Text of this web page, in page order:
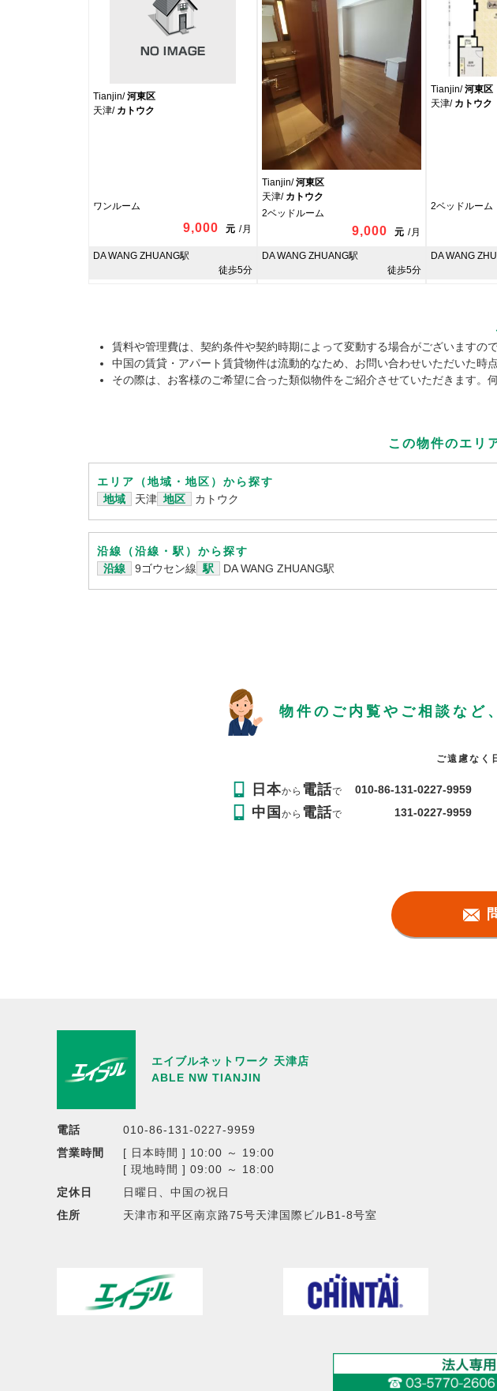
Tianjin/河東区
天津/ カトウク
ワンルーム
9,000 元 /月
DA WANG ZHUANG駅
徒歩5分
Tianjin/河東区
天津/ カトウク
2ベッドルーム
9,000 元 /月
DA WANG ZHUANG駅
徒歩5分
Tianjin/河東区
天津/ カトウク
2ベッドルーム
DA WANG
賃料や管理費は、契約条件や契約時期によって変動する場合がございますの
中国の賃貸・アパート賃貸物件は流動的なため、お問い合わせいただいた時
その際は、お客様のご希望に合った類似物件をご紹介させていただきます。
この物件のエリ
エリア（地域・地区）から探す
地域
天津 地区 カトウク
沿線（沿線・駅）から探す
沿線
9ゴウセン線 駅 DA WANG ZHUANG駅
物件のご内覧やご相談など
ご遠慮なく
日本から 電話で 010-86-131-0227-9959
中国から 電話で 131-0227-9959
エイブルネットワーク 天津店
ABLE NW TIANJIN
電話
010-86-131-0227-9959
営業時間
[ 日本時間 ] 10:00 ～ 19:00
[ 現地時間 ] 09:00 ～ 18:00
定休日
日曜日、中国の祝日
住所
天津市和平区南京路75号天津国際ビルB1-8号室